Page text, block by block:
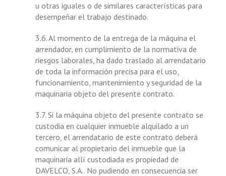
u otras iguales o de similares características para
desempeñar el trabajo destinado.
3.6. Al momento de la entrega de la máquina el
arrendador, en cumplimiento de la normativa de
riesgos laborales, ha dado traslado al arrendatario
de toda la información precisa para el uso,
funcionamiento, mantenimiento y seguridad de la
maquinaria objeto del presente contrato.
3.7. Si la máquina objeto del presente contrato se
custodia en cualquier inmueble alquilado a un
tercero, el arrendatario de este contrato deberá
comunicar al propietario del inmueble que la
maquinaria allí custodiada es propiedad de
DAVELCO, S.A.. No pudiendo en consecuencia ser